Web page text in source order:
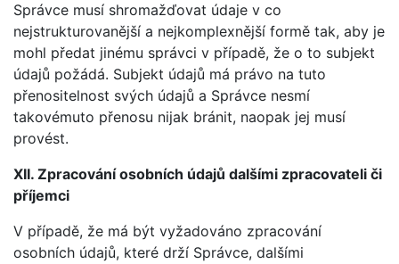
Správce musí shromažďovat údaje v co
nejstrukturovanější a nejkomplexnější formě tak, aby je
mohl předat jinému správci v případě, že o to subjekt
údajů požádá. Subjekt údajů má právo na tuto
přenositelnost svých údajů a Správce nesmí
takovémuto přenosu nijak bránit, naopak jej musí
provést.
XII. Zpracování osobních údajů dalšími zpracovateli či
příjemci
V případě, že má být vyžadováno zpracování
osobních údajů, které drží Správce, dalšími